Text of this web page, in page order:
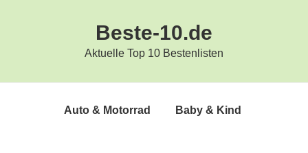
Beste-10.de
Aktuelle Top 10 Bestenlisten
Auto & Motorrad Baby & Kind